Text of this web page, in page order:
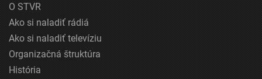
O STVR
Ako si naladiť rádiá
Ako si naladiť televíziu
Organizačná štruktúra
História